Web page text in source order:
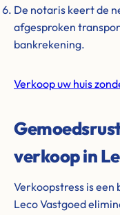
De notaris keert de
afgesproken
bankrekening.
Verkoop uw huis
verkoop in
Verkoopstress is
Leco Vastgoed